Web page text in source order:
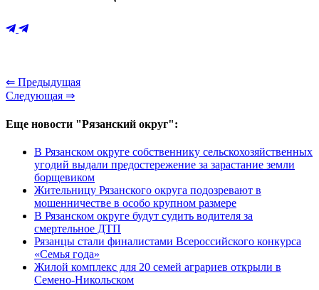
⇐ Предыдущая
Следующая ⇒
Еще новости "Рязанский округ":
В Рязанском округе собственнику сельскохозяйственных
угодий выдали предостережение за зарастание земли
борщевиком
Жительницу Рязанского округа подозревают в
мошенничестве в особо крупном размере
В Рязанском округе будут судить водителя за
смертельное ДТП
Рязанцы стали финалистами Всероссийского конкурса
«Семья года»
Жилой комплекс для 20 семей аграриев открыли в
Семено-Никольском